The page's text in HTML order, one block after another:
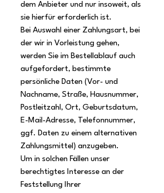
dem Anbieter und nur insoweit, als
sie hierfür erforderlich ist.
Bei Auswahl einer Zahlungsart, bei
der wir in Vorleistung gehen,
werden Sie im Bestellablauf auch
aufgefordert, bestimmte
persönliche Daten (Vor- und
Nachname, Straße, Hausnummer,
Postleitzahl, Ort, Geburtsdatum,
E-Mail-Adresse, Telefonnummer,
ggf. Daten zu einem alternativen
Zahlungsmittel) anzugeben.
Um in solchen Fällen unser
berechtigtes Interesse an der
Feststellung Ihrer